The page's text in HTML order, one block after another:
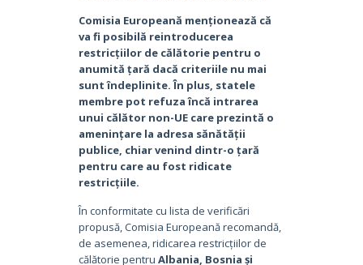
Comisia Europeană menționează că
va fi posibilă reintroducerea
restricțiilor de călătorie pentru o
anumită țară dacă criteriile nu mai
sunt îndeplinite. În plus, statele
membre pot refuza încă intrarea
unui călător non-UE care prezintă o
amenințare la adresa sănătății
publice, chiar venind dintr-o țară
pentru care au fost ridicate
restricțiile.
În conformitate cu lista de verificări
propusă, Comisia Europeană recomandă,
de asemenea, ridicarea restricțiilor de
călătorie pentru Albania, Bosnia și